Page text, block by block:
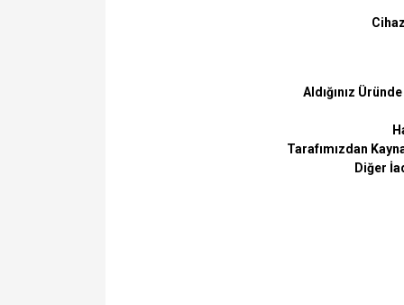
Aldığınız
Tarafımızdan
Diğer